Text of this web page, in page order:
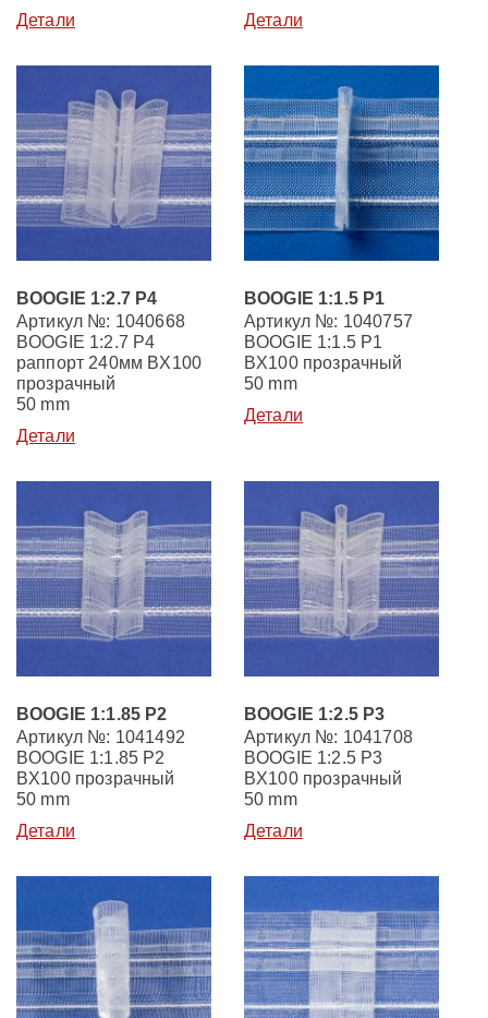
Детали
Детали
BOOGIE 1:2.7 P4
Артикул №: 1040668
BOOGIE 1:2.7 P4
раппорт 240мм BX100
прозрачный
50 mm
Детали
BOOGIE 1:1.5 P1
Артикул №: 1040757
BOOGIE 1:1.5 P1
BX100 прозрачный
50 mm
Детали
BOOGIE 1:1.85 P2
Артикул №: 1041492
BOOGIE 1:1.85 P2
BX100 прозрачный
50 mm
Детали
BOOGIE 1:2.5 P3
Артикул №: 1041708
BOOGIE 1:2.5 P3
BX100 прозрачный
50 mm
Детали